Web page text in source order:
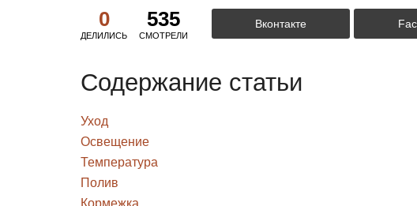
0
ДЕЛИЛИСЬ
535
СМОТРЕЛИ
Вконтакте
Содержание статьи
Уход
Освещение
Температура
Полив